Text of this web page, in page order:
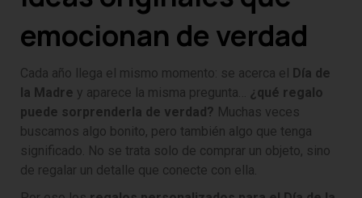
emocionan de verdad
Cada año llega el mismo momento: se acerca el Día de
la Madre y aparece la misma pregunta…
¿qué regalo
puede sorprenderla de verdad? Muchas veces
buscamos algo bonito, pero también algo que tenga
significado. No se trata solo de comprar un objeto, sino
de regalar un detalle que conecte con ella.